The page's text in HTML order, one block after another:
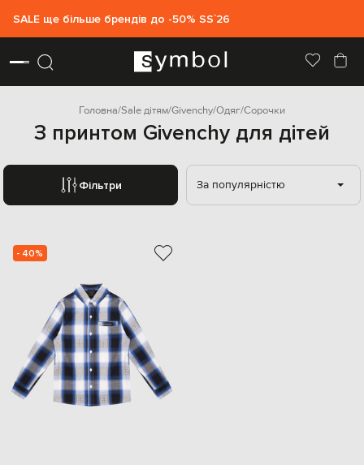
SALE ще більше брендів до -50% SS`26
Головна Sale дітям Givenchy Одяг Сорочки
З принтом Givenchy для дітей
Фільтри За популярністю
- 40%